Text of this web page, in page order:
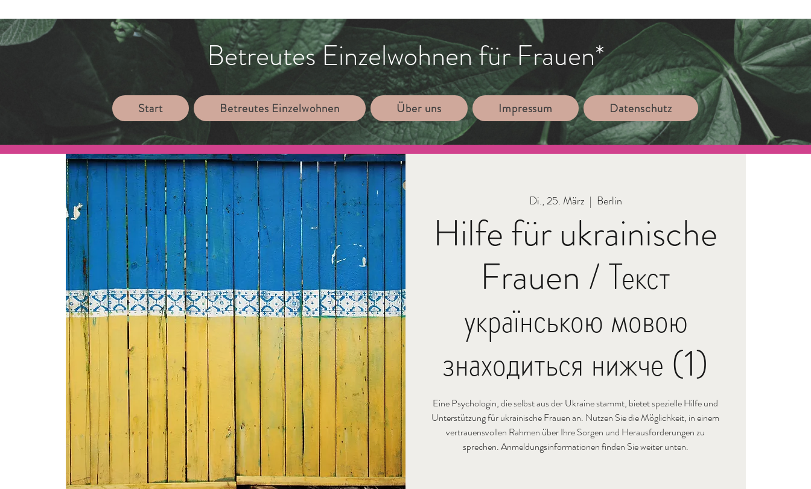
Betreutes Einzelwohnen für Frauen*
Start Betreutes Einzelwohnen Über uns Impressum Datenschutz
Di., 25. März
  |
Berlin
Hilfe für ukrainische
Frauen / Текст
українською мовою
знаходиться нижче (1)
Eine Psychologin, die selbst aus der Ukraine stammt, bietet spezielle Hilfe und
Unterstützung für ukrainische Frauen an. Nutzen Sie die Möglichkeit, in einem
vertrauensvollen Rahmen über Ihre Sorgen und Herausforderungen zu
sprechen. Anmeldungsinformationen finden Sie weiter unten.